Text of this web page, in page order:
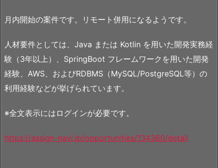
月内開始の案件です。リモート併用になるようです。
人材要件としては、Java または Kotlin を用いた開発実務経
験（3年以上）、SpringBoot フレームワークを用いた開発
経験、AWS、およびRDBMS（MySQL/PostgreSQL等）の
利用経験などが挙げられています。
※全文表示にはログインが必要です。
https://assign-navi.jp/opportunities/134360/detail